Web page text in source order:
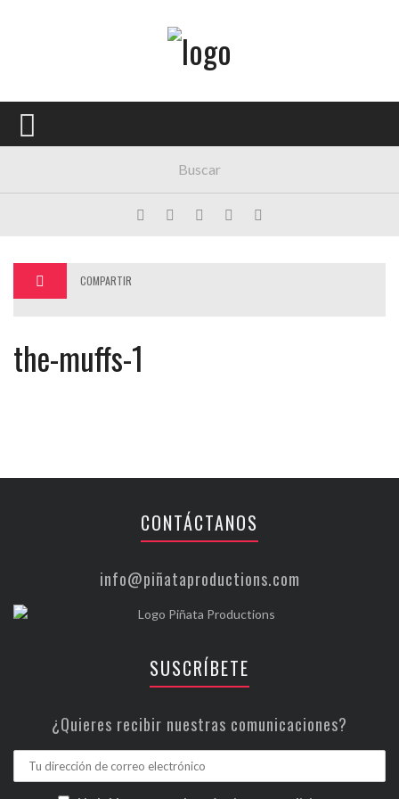
PORTADA
FESTIVALES
EXPOSICIONES
HISTORIAS
COMPARTIR
the-muffs-1
CONTÁCTANOS
info@piñataproductions.com
SUSCRÍBETE
¿Quieres recibir nuestras comunicaciones?